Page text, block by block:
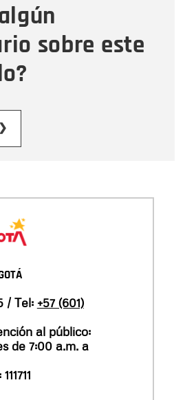
sobre este
/ Tel: +57 (601)
al público:
de 7:00 a.m. a